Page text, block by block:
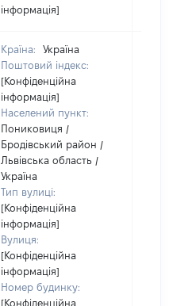
інформація]
Країна:
Україна
Поштовий індекс:
[Конфіденційна
інформація]
Населений пункт:
Пониковиця /
Бродівський район /
Львівська область /
Україна
Тип вулиці:
[Конфіденційна
інформація]
Вулиця:
[Конфіденційна
інформація]
Номер будинку:
[Конфіденційна